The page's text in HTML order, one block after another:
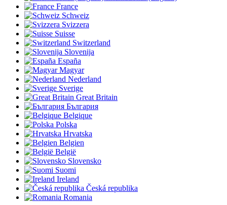
France
Schweiz
Svizzera
Suisse
Switzerland
Slovenija
España
Magyar
Nederland
Sverige
Great Britain
България
Belgique
Polska
Hrvatska
Belgien
België
Slovensko
Suomi
Ireland
Česká republika
Romania